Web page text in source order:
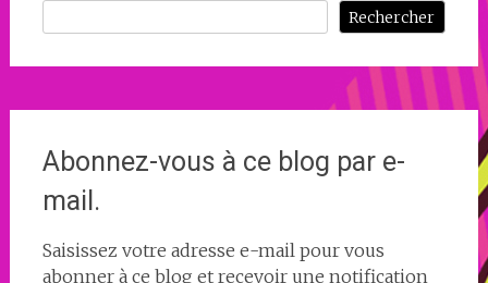
Rechercher
Abonnez-vous à ce blog par e-
mail.
Saisissez votre adresse e-mail pour vous
abonner à ce blog et recevoir une notification